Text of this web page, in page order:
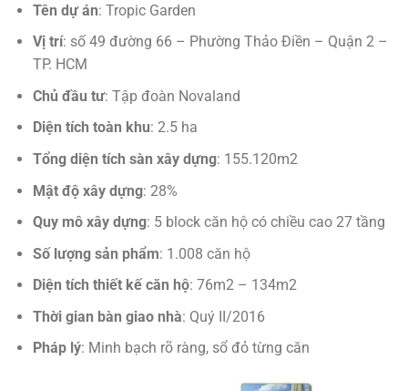
Tên dự án: Tropic Garden
Vị trí: số 49 đường 66 – Phường Thảo Điền – Quận 2 –
TP. HCM
Chủ đầu tư: Tập đoàn Novaland
Diện tích toàn khu: 2.5 ha
Tổng diện tích sàn xây dựng: 155.120m2
Mật độ xây dựng: 28%
Quy mô xây dựng: 5 block căn hộ có chiều cao 27 tầng
Số lượng sản phẩm: 1.008 căn hộ
Diện tích thiết kế căn hộ: 76m2 – 134m2
Thời gian bàn giao nhà: Quý II/2016
Pháp lý: Minh bạch rõ ràng, sổ đỏ từng căn